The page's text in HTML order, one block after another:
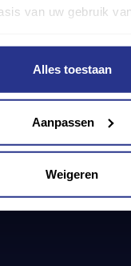
van uw gebruik
Alles toestaan
Aanpassen
Weigeren